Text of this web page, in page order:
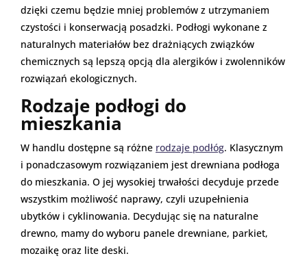
dzięki czemu będzie mniej problemów z utrzymaniem
czystości i konserwacją posadzki. Podłogi wykonane z
naturalnych materiałów bez drażniących związków
chemicznych są lepszą opcją dla alergików i zwolenników
rozwiązań ekologicznych.
Rodzaje podłogi do
mieszkania
W handlu dostępne są różne rodzaje podłóg. Klasycznym
i ponadczasowym rozwiązaniem jest drewniana podłoga
do mieszkania. O jej wysokiej trwałości decyduje przede
wszystkim możliwość naprawy, czyli uzupełnienia
ubytków i cyklinowania. Decydując się na naturalne
drewno, mamy do wyboru panele drewniane, parkiet,
mozaikę oraz lite deski.